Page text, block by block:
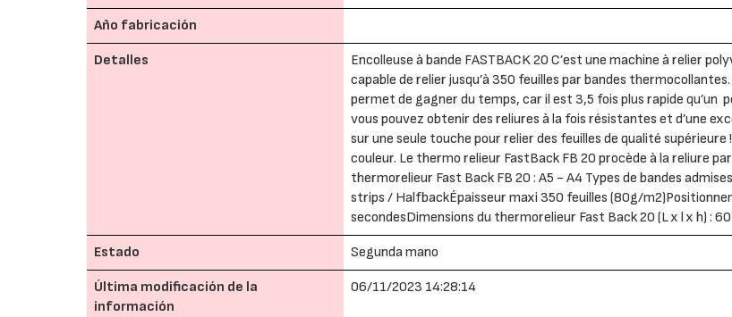
Año fabricación
Detalles
Encolleuse à bande FASTBACK 20 C’est une machine à relier
capable de relier jusqu’à 350 feuilles par bandes
permet de gagner du temps, car il est 3,5 fois plus rapide
vous pouvez obtenir des reliures à la fois résistantes et d’une
sur une seule touche pour relier des feuilles de qualité
couleur. Le thermo relieur FastBack FB 20 procède à la reliure
thermorelieur Fast Back FB 20 : A5 - A4 Types de bandes
strips / HalfbackÉpaisseur maxi 350 feuilles (80g/
secondesDimensions du thermorelieur Fast Back 20 (L x l x h) :
Estado Segunda mano
Última modificación de la
información
06/11/2023 14:28:14